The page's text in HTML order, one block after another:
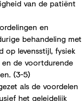
van de patiënt
en
behandeling met
op levensstijl, fysiek
de voortdurende
(3-5)
als de voordelen
het geleidelijk